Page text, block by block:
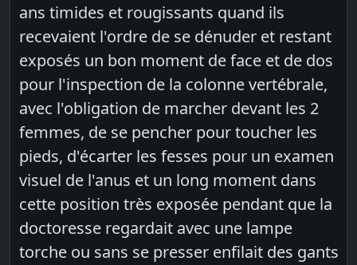
ans timides et rougissants quand ils
recevaient l'ordre de se dénuder et restant
exposés un bon moment de face et de dos
pour l'inspection de la colonne vertébrale,
avec l'obligation de marcher devant les 2
femmes, de se pencher pour toucher les
pieds, d'écarter les fesses pour un examen
visuel de l'anus et un long moment dans
cette position très exposée pendant que la
doctoresse regardait avec une lampe
torche ou sans se presser enfilait des gants